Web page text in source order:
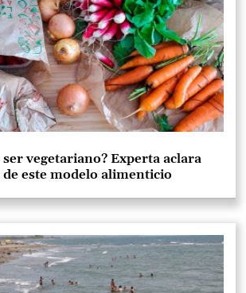
ser vegetariano? Experta aclara
este modelo alimenticio